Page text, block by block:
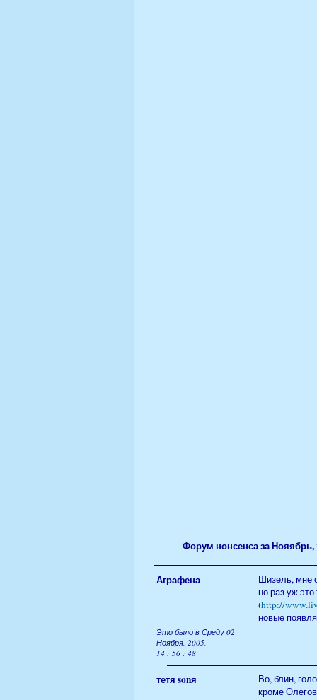
Форум нонсенса за Нояябрь,
Аграфена
Шизель, мне
но раз уж
(http://
новые
Это было в Среду 02
Ноября, 2005,
14 : 56 : 48
тетя sonя
Во, блин,
кроме